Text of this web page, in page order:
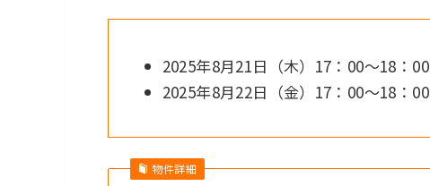
2025年8月21日（木）17：00～18：00
2025年8月22日（金）17：00～18：00
物件詳細